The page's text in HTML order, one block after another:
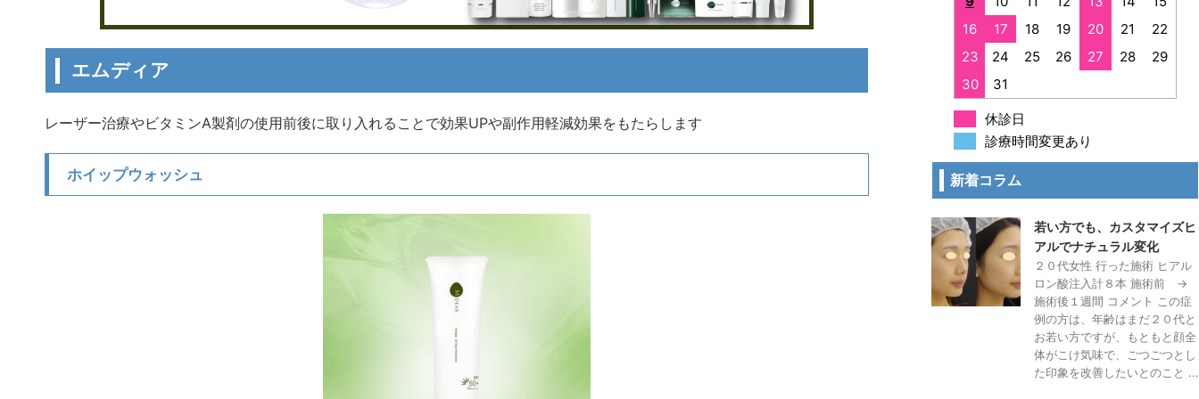
エムディア
レーザー治療やビタミンA製剤の使用前後に取り入れることで効果UPや副作用軽減効果をもたらします
ホイップウォッシュ
16
17 18 19 20 21
22
23
24 25 26 27 28
29
30
31
休診日
診療時間変更あり
新着コラム
若い方でも、カスタマイズヒ
アルでナチュラル変化
２０代女性 行った施術 ヒアル
ロン酸注入計８本 施術前 →
施術後１週間 コメント この症
例の方は、年齢はまだ２０代と
お若い方ですが、もともと顔全
体がこけ気味で、ごつごつとし
た印象を改善したいとのこと ...